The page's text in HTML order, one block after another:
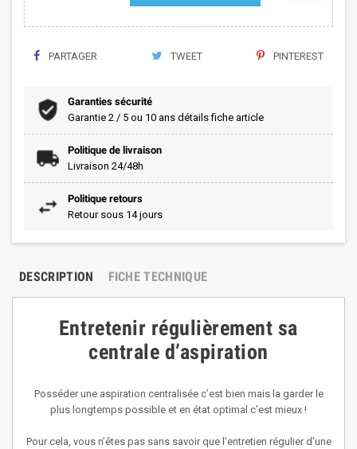
PARTAGER TWEET PINTEREST
Garanties sécurité
Garantie 2 / 5 ou 10 ans détails fiche article
Politique de livraison
Livraison 24/48h
Politique retours
Retour sous 14 jours
DESCRIPTION FICHE TECHNIQUE
Entretenir régulièrement sa
centrale d’aspiration
Posséder une aspiration centralisée c’est bien mais la garder le
plus longtemps possible et en état optimal c’est mieux !
Pour cela, vous n’êtes pas sans savoir que l’entretien régulier d’une